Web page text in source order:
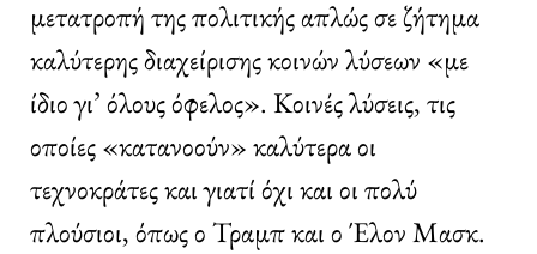
μετατροπή της πολιτικής απλώς σε ζήτημα
καλύτερης διαχείρισης κοινών λύσεων «με
ίδιο γι’ όλους όφελος». Κοινές λύσεις, τις
οποίες «κατανοούν» καλύτερα οι
τεχνοκράτες και γιατί όχι και οι πολύ
πλούσιοι, όπως ο Τραμπ και ο Έλον Μασκ.